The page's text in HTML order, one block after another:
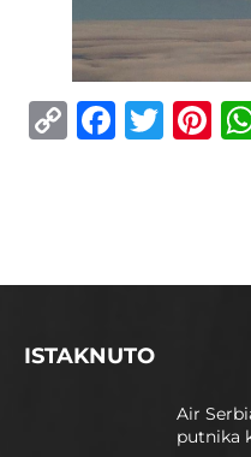
Copy
ISTAKNUTO
Air
putnika